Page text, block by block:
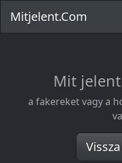
Mitjelent.Com
Mit jelent
a fakereket vagy a